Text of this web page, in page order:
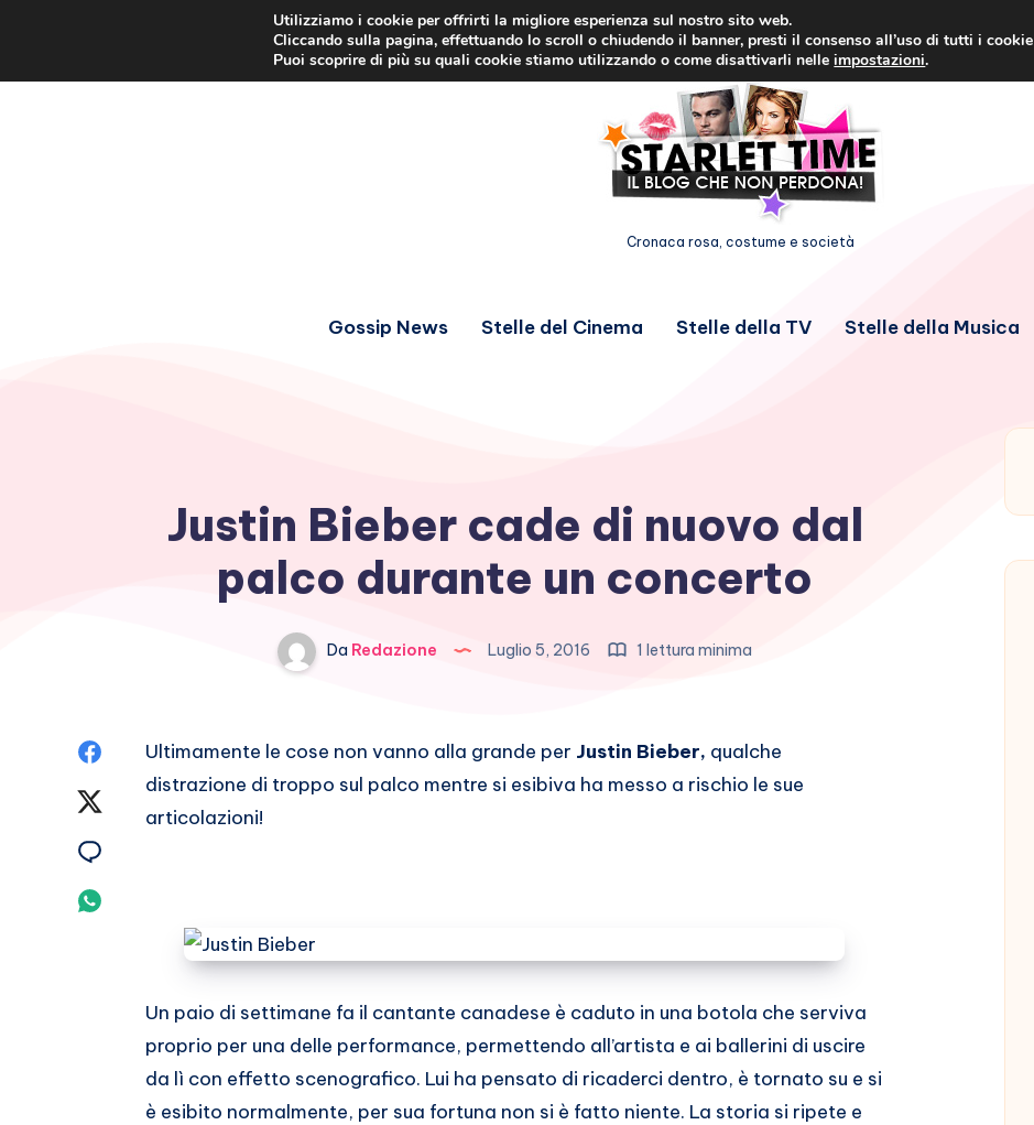
Cronaca rosa, costume e società
Gossip News Stelle del Cinema Stelle della TV Stelle della Musica
Justin Bieber cade di nuovo dal
palco durante un concerto
Da Redazione Luglio 5, 2016 1 lettura minima
Condividi
Ultimamente le cose non vanno alla grande per Justin Bieber, qualche
distrazione di troppo sul palco mentre si esibiva ha messo a rischio le sue
articolazioni!
Un paio di settimane fa il cantante canadese è caduto in una botola che serviva
proprio per una delle performance, permettendo all’artista e ai ballerini di uscire
da lì con effetto scenografico. Lui ha pensato di ricaderci dentro, è tornato su e si
è esibito normalmente, per sua fortuna non si è fatto niente. La storia si ripete e
Utilizziamo i cookie per offrirti la migliore esperienza sul nostro sito web.
Cliccando sulla pagina, effettuando lo scroll o chiudendo il banner, presti il consenso all’uso di tutti i cookie
Puoi scoprire di più su quali cookie stiamo utilizzando o come disattivarli nelleimpostazioni.